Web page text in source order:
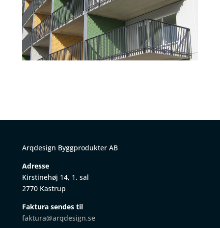
Arqdesign Byggprodukter AB
Adresse
Kirstinehøj 14, 1. sal
2770 Kastrup
Faktura sendes til
faktura@arqdesign.se